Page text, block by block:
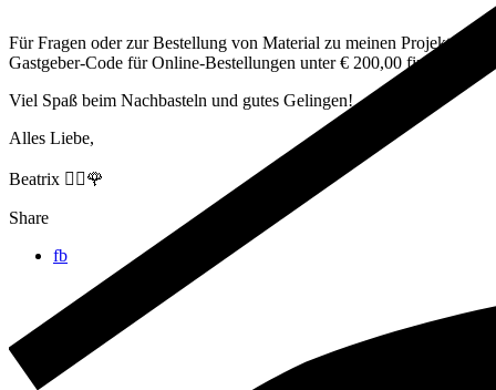
Für Fragen oder zur Bestellung von Material zu meinen Projekten
Gastgeber-Code für Online-Bestellungen unter € 200,00 findest du
Viel Spaß beim Nachbasteln und gutes Gelingen!
Alles Liebe,
Beatrix 🙋‍♀️🌹
Share
fb